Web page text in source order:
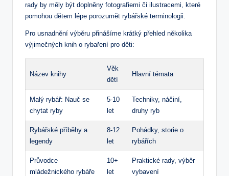
rady by ⁢měly být doplněny fotografiemi‍ či​ ilustracemi,​ které
pomohou dětem lépe porozumět rybářské terminologii.
Pro usnadnění výběru přinášíme krátký ⁣přehled několika
výjimečných knih⁢ o rybaření pro děti:
Název knihy
Věk
dětí
Hlavní⁣ témata
Malý⁢ rybář: Nauč se
chytat⁤ ryby
5-10
let
Techniky, náčiní,
‌druhy ryb
Rybářské příběhy a
legendy
8-12
let
Pohádky, storie o
rybářích
Průvodce
mládežnického rybáře
10+‍
let
Praktické rady, výběr
vybavení